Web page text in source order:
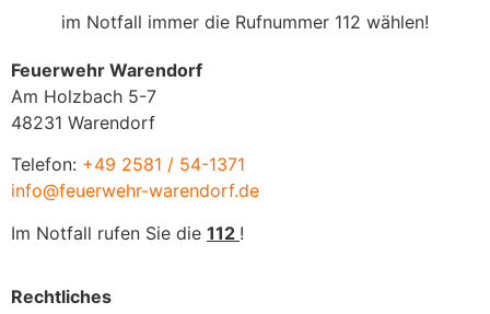
im Notfall immer die Rufnummer 112 wählen!
Feuerwehr Warendorf
Am Holzbach 5-7
48231 Warendorf
Telefon: +49 2581 / 54-1371
info@feuerwehr-warendorf.de
Im Notfall rufen Sie die 112 !
Rechtliches